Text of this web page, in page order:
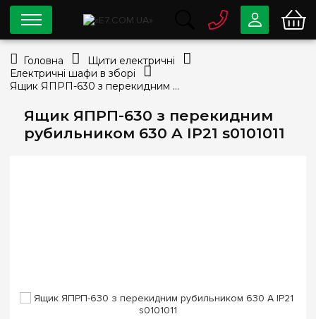
Ящик ЯПРП-630 з перекидним
рубильником 630 A IP21 s0101011
0 800
Viber Telegram
Головна
Щити електричні
Електричні шафи в зборі
Ящик ЯПРП-630 з перекидним рубильником 630 A IP21 s0101011